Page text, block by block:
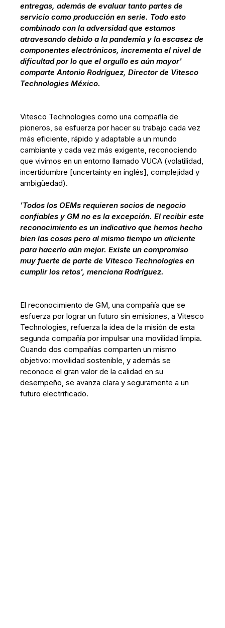
entregas, además de evaluar tanto partes de
servicio como producción en serie. Todo esto
combinado con la adversidad que estamos
atravesando debido a la pandemia y la escasez de
componentes electrónicos, incrementa el nivel de
dificultad por lo que el orgullo es aún mayor'
comparte Antonio Rodríguez, Director de Vitesco
Technologies México.
Vitesco Technologies como una compañía de
pioneros, se esfuerza por hacer su trabajo cada vez
más eficiente, rápido y adaptable a un mundo
cambiante y cada vez más exigente, reconociendo
que vivimos en un entorno llamado VUCA (volatilidad,
incertidumbre [uncertainty en inglés], complejidad y
ambigüedad).
'Todos los OEMs requieren socios de negocio
confiables y GM no es la excepción. El recibir este
reconocimiento es un indicativo que hemos hecho
bien las cosas pero al mismo tiempo un aliciente
para hacerlo aún mejor. Existe un compromiso
muy fuerte de parte de Vitesco Technologies en
cumplir los retos', menciona Rodríguez.
El reconocimiento de GM, una compañía que se
esfuerza por lograr un futuro sin emisiones, a Vitesco
Technologies, refuerza la idea de la misión de esta
segunda compañía por impulsar una movilidad limpia.
Cuando dos compañías comparten un mismo
objetivo: movilidad sostenible, y además se
reconoce el gran valor de la calidad en su
desempeño, se avanza clara y seguramente a un
futuro electrificado.